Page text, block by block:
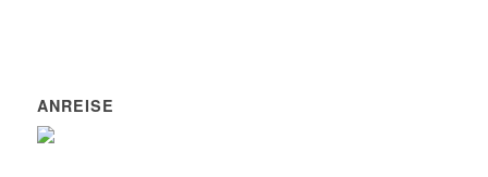
ANREISE